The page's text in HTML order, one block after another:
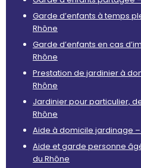
Garde d’enfants à temps
Rhône
Garde d’enfants en cas
Rhône
Prestation de jardinier à
Rhône
Jardinier pour particulier,
Rhône
Aide à domicile jardinage –
Aide et garde personne
du Rhône